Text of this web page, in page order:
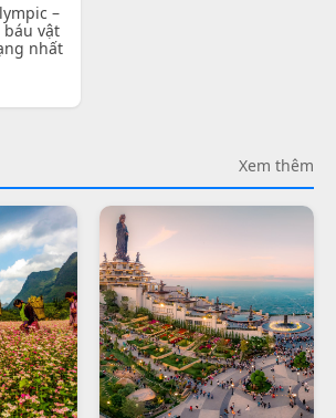
–
vật
nhất
Xem thêm